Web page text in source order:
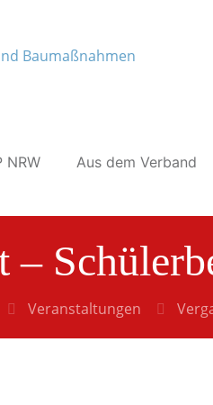
NRW Aus dem Verband
–
Veranstaltungen